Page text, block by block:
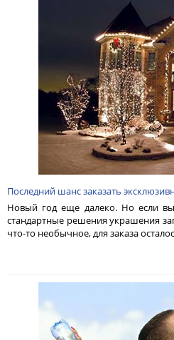
Последний шанс заказать
Новый год еще далеко. Но если
стандартные решения украшения
что-то необычное, для заказа